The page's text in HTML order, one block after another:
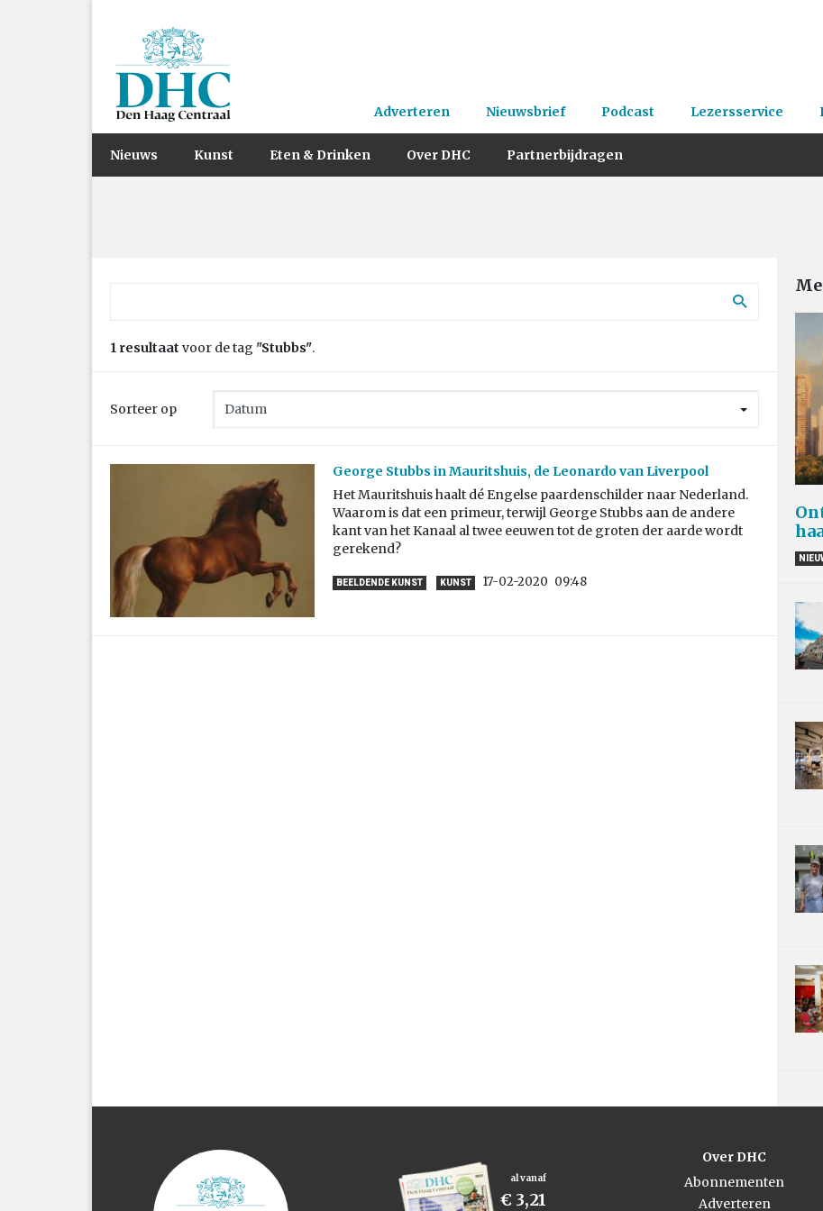
Adverteren Nieuwsbrief Podcast Lezersservice
Nieuws Kunst Eten & Drinken Over DHC Partnerbijdragen
1 resultaat voor de tag "Stubbs".
Sorteer op
George Stubbs in Mauritshuis, de Leonardo van Liverpool
Het Mauritshuis haalt dé Engelse paardenschilder naar Nederland.
Waarom is dat een primeur, terwijl George Stubbs aan de andere
kant van het Kanaal al twee eeuwen tot de groten der aarde wordt
gerekend?
BEELDENDE KUNST KUNST 17-02-2020 09:48
al vanaf
€ 3,21
Over DHC
Abonnementen
Adverteren